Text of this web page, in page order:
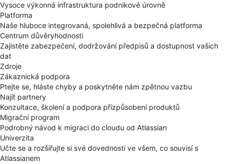
Vysoce výkonná infrastruktura podnikové úrovně
Platforma
Naše hluboce integrovaná, spolehlivá a bezpečná platforma
Centrum důvěryhodnosti
Zajistěte zabezpečení, dodržování předpisů a dostupnost vašich
dat
Zdroje
Zákaznická podpora
Ptejte se, hláste chyby a poskytněte nám zpětnou vazbu
Najít partnery
Konzultace, školení a podpora přizpůsobení produktů
Migrační program
Podrobný návod k migraci do cloudu od Atlassian
Univerzita
Učte se a rozšiřujte si své dovednosti ve všem, co souvisí s
Atlassianem